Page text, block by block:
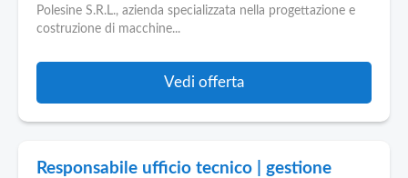
Polesine S.R.L., azienda specializzata nella progettazione e
costruzione di macchine...
Vedi offerta
Responsabile ufficio tecnico | gestione